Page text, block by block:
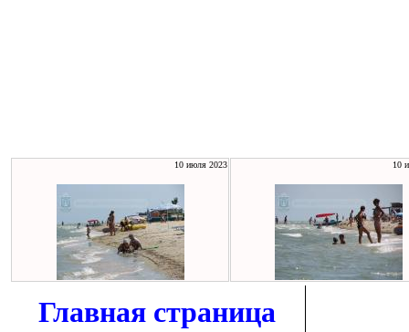
10 июля 2023 10
Главная страница